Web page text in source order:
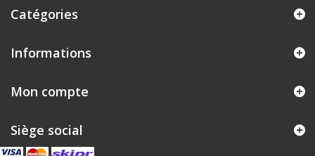
Catégories
Informations
Mon compte
Siège social